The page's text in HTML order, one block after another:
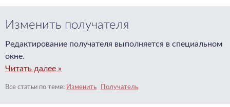
Изменить получателя
Редактирование получателя выполняется в специальном
окне.
Читать далее »
Изменить Получатель